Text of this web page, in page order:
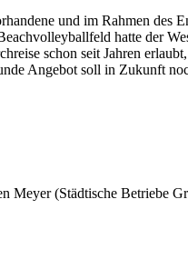
und im Rahmen
hatte der
schon seit Jahren
Angebot soll in Zukunft
Meyer (Städtische Betriebe